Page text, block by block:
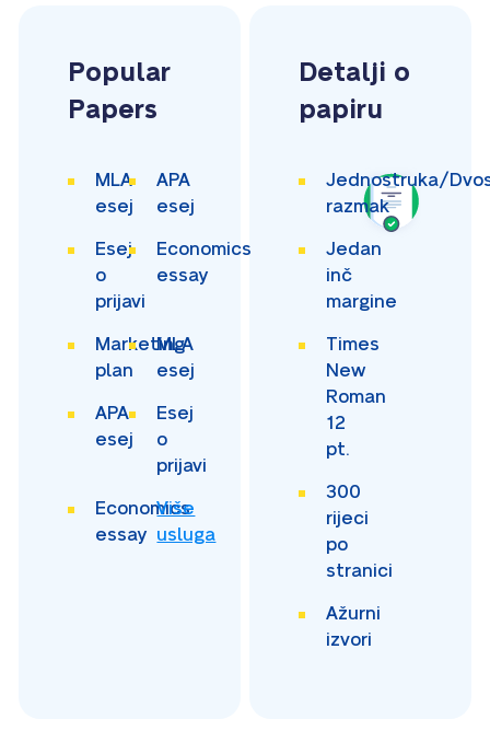
Popular
Papers
MLA
esej
APA
esej
Esej
o
prijavi
Economics
essay
Marketing
plan
MLA
esej
APA
esej
Esej
o
prijavi
Economics
essay
Više
usluga
Detalji o
papiru
Jednostruka/
razmak
Jedan
inč
margine
Times
New
Roman
12
pt.
300
rijeci
po
stranici
Ažurni
izvori